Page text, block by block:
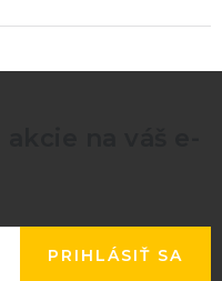
PRIHLÁSIŤ SA